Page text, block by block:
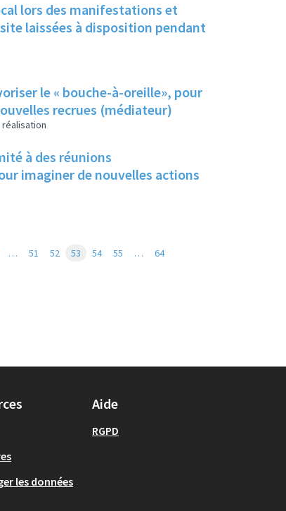
lors des manifestations et
laissées à disposition pendant
le « bouche-à-oreille», pour
recrues (médiateur)
à des réunions
imaginer de nouvelles actions
… 51 52 53 54 55 …
64
les données
Aide
RGPD